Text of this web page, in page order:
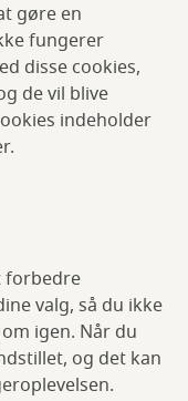
gøre en
fungerer
disse cookies,
de vil blive
indeholder
forbedre
valg, så du ikke
igen. Når du
og det kan